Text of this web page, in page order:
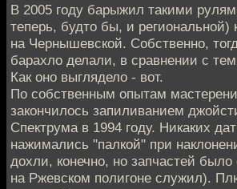
В 2005 году барыжил такими
теперь, будто бы, и
на Чернышевской. Собственно,
барахло делали, в сравнении с
Как оно выглядело - вот.
По собственным опытам
закончилось запиливанием
Спектрума в 1994 году. Никаких
нажимались "палкой" при
дохли, конечно, но запчастей
на Ржевском полигоне служил).